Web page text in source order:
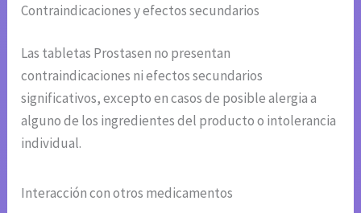
Contraindicaciones y efectos secundarios
Las tabletas Prostasen no presentan
contraindicaciones ni efectos secundarios
significativos, excepto en casos de posible alergia a
alguno de los ingredientes del producto o intolerancia
individual.
Interacción con otros medicamentos